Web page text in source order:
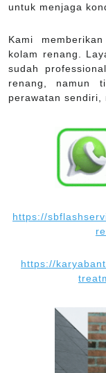
untuk menjaga
Kami
kolam renang.
sudah
renang, namun
perawatan sendiri,
https://
https://